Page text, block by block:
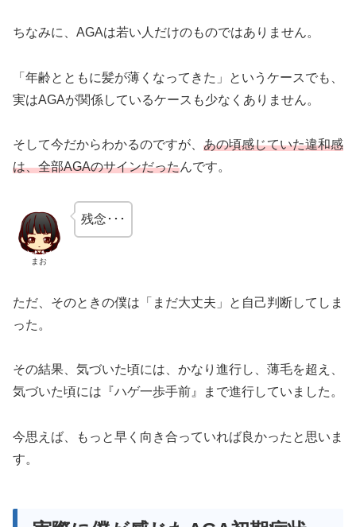
ちなみに、AGAは若い人だけのものではありません。
「年齢とともに髪が薄くなってきた」というケースでも、
実はAGAが関係しているケースも少なくありません。
そして今だからわかるのですが、 あの頃感じていた違和感
は、全部AGAのサインだったんです。
まお
残念･･･
ただ、そのときの僕は「まだ大丈夫」と自己判断してしま
った。
その結果、気づいた頃には、かなり進行し、薄毛を超え、
気づいた頃には『ハゲ一歩手前』まで進行していました。
今思えば、もっと早く向き合っていれば良かったと思いま
す。